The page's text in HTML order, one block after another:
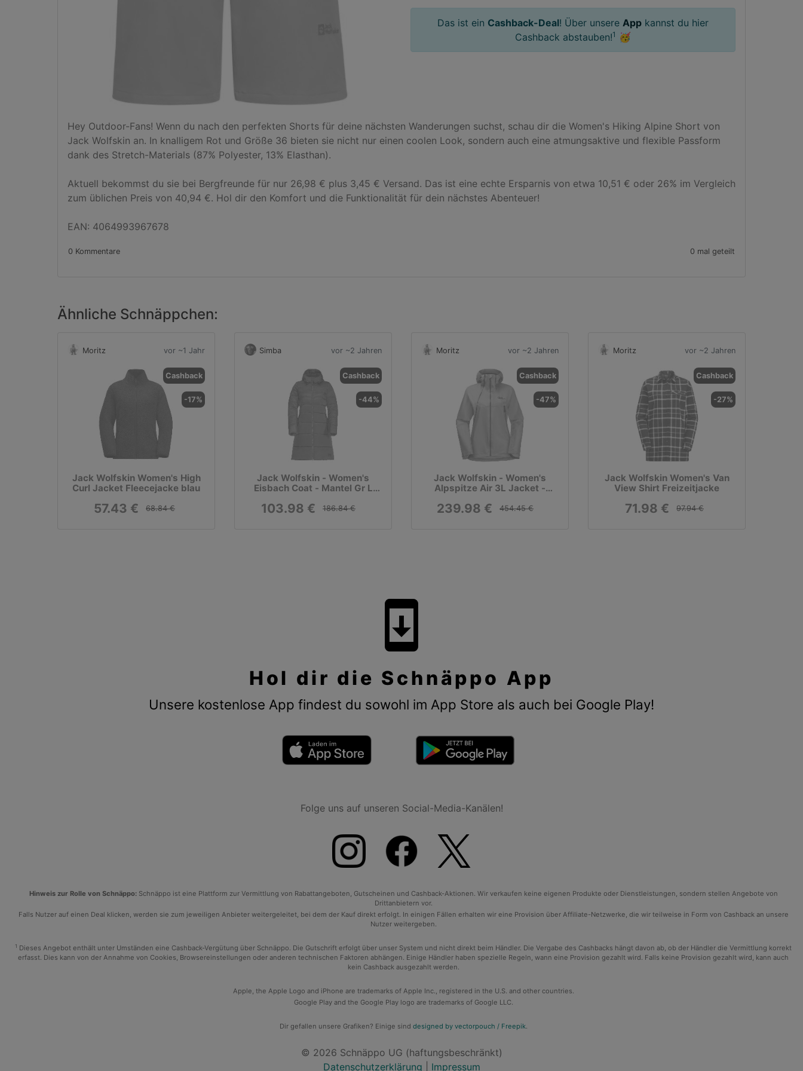
Das ist ein Cashback-Deal! Über unsere App kannst du hier
Cashback abstauben!1 🥳
Hey Outdoor-Fans! Wenn du nach den perfekten Shorts für deine nächsten Wanderungen suchst, schau dir die Women's Hiking Alpine Short von
Jack Wolfskin an. In knalligem Rot und Größe 36 bieten sie nicht nur einen coolen Look, sondern auch eine atmungsaktive und flexible Passform
dank des Stretch-Materials (87% Polyester, 13% Elasthan).
Aktuell bekommst du sie bei Bergfreunde für nur 26,98 € plus 3,45 € Versand. Das ist eine echte Ersparnis von etwa 10,51 € oder 26% im Vergleich
zum üblichen Preis von 40,94 €. Hol dir den Komfort und die Funktionalität für dein nächstes Abenteuer!
EAN: 4064993967678
0 Kommentare 0 mal geteilt
Ähnliche Schnäppchen:
Moritz vor ~1 Jahr
Cashback
-17%
Jack Wolfskin Women's High
Curl Jacket Fleecejacke blau
57.43 € 68.84 €
Simba vor ~2 Jahren
Cashback
-44%
Jack Wolfskin - Women's
Eisbach Coat - Mantel Gr L
103.98 € 186.84 €
Moritz vor ~2 Jahren
Cashback
-47%
Jack Wolfskin - Women's
Alpspitze Air 3L Jacket -
239.98 € 454.45 €
Moritz vor ~2 Jahren
Cashback
-27%
Jack Wolfskin Women's Van
View Shirt Freizeitjacke
71.98 € 97.94 €
system_update
Hol dir die Schnäppo App
Unsere kostenlose App findest du sowohl im App Store als auch bei Google Play!
Folge uns auf unseren Social-Media-Kanälen!
Hinweis zur Rolle von Schnäppo:Schnäppo ist eine Plattform zur Vermittlung von Rabattangeboten, Gutscheinen und Cashback-Aktionen. Wir verkaufen keine eigenen Produkte oder Dienstleistungen, sondern stellen Angebote von
Drittanbietern vor.
Falls Nutzer auf einen Deal klicken, werden sie zum jeweiligen Anbieter weitergeleitet, bei dem der Kauf direkt erfolgt. In einigen Fällen erhalten wir eine Provision über Affiliate-Netzwerke, die wir teilweise in Form von Cashback an unsere
Nutzer weitergeben.
1 Dieses Angebot enthält unter Umständen eine Cashback-Vergütung über Schnäppo. Die Gutschrift erfolgt über unser System und nicht direkt beim Händler. Die Vergabe des Cashbacks hängt davon ab, ob der Händler die Vermittlung korrekt
erfasst. Dies kann von der Annahme von Cookies, Browsereinstellungen oder anderen technischen Faktoren abhängen. Einige Händler haben spezielle Regeln, wann eine Provision gezahlt wird. Falls keine Provision gezahlt wird, kann auch
kein Cashback ausgezahlt werden.
Apple, the Apple Logo and iPhone are trademarks of Apple Inc., registered in the U.S. and other countries.
Google Play and the Google Play logo are trademarks of Google LLC.
Dir gefallen unsere Grafiken? Einige sind designed by vectorpouch / Freepik.
© 2026 Schnäppo UG (haftungsbeschränkt)
Datenschutzerklärung
Impressum